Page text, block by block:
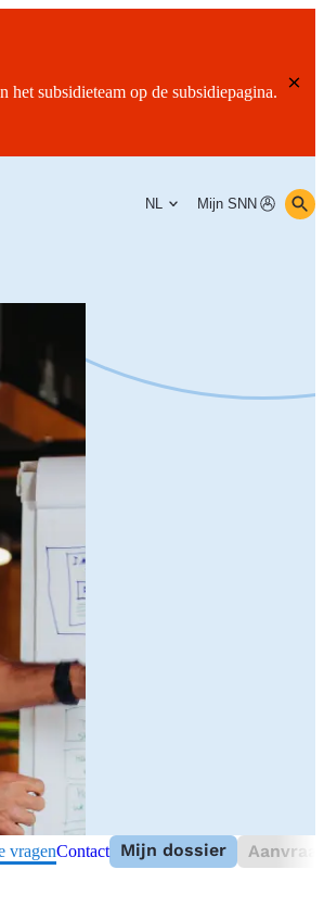
het subsidieteam op de subsidiepagina.
NL Mijn SNN
vragenContact Mijn dossier